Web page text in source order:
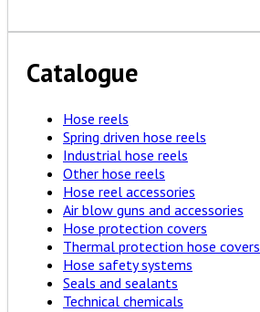
Catalogue
Hose reels
Spring driven hose reels
Industrial hose reels
Other hose reels
Hose reel accessories
Air blow guns and accessories
Hose protection covers
Thermal protection hose covers
Hose safety systems
Seals and sealants
Technical chemicals